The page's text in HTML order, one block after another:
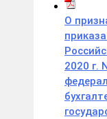
О
2020 г.